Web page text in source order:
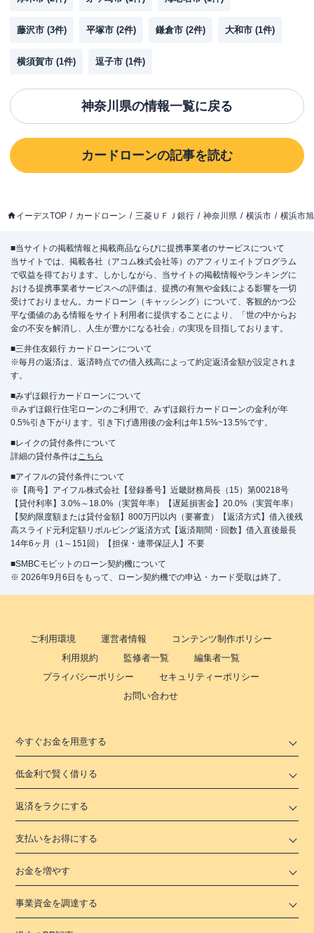
藤沢市 (3件) 平塚市 (2件) 鎌倉市 (2件) 大和市 (1件)
横須賀市 (1件) 逗子市 (1件)
神奈川県の情報一覧に戻る
カードローンの記事を読む
イーデスTOP カードローン 三菱ＵＦＪ銀行 神奈川県 横浜市 横浜市
■当サイトの掲載情報と掲載商品ならびに提携事業者のサービスについて
当サイトでは、掲載各社（アコム株式会社等）のアフィリエイトプログラム
で収益を得ております。しかしながら、当サイトの掲載情報やランキングに
おける提携事業者サービスへの評価は、提携の有無や金銭による影響を一切
受けておりません。カードローン（キャッシング）について、客観的かつ公
平な価値のある情報をサイト利用者に提供することにより、「世の中からお
金の不安を解消し、人生が豊かになる社会」の実現を目指しております。
■三井住友銀行 カードローンについて
※毎月の返済は、返済時点での借入残高によって約定返済金額が設定されま
す。
■みずほ銀行カードローンについて
※みずほ銀行住宅ローンのご利用で、みずほ銀行カードローンの金利が年
0.5%引き下がります。引き下げ適用後の金利は年1.5%~13.5%です。
■レイクの貸付条件について
詳細の貸付条件はこちら
■アイフルの貸付条件について
※【商号】アイフル株式会社【登録番号】近畿財務局長（15）第00218号
【貸付利率】3.0%～18.0%（実質年率）【遅延損害金】20.0%（実質年率）
【契約限度額または貸付金額】800万円以内（要審査）【返済方式】借入後残
高スライド元利定額リボルビング返済方式【返済期間・回数】借入直後最長
14年6ヶ月（1～151回）【担保・連帯保証人】不要
■SMBCモビットのローン契約機について
※ 2026年9月6日をもって、ローン契約機での申込・カード受取は終了。
ご利用環境 運営者情報
コンテンツ制作ポリシー
利用規約
監修者一覧
編集者一覧
プライバシーポリシー
セキュリティーポリシー
お問い合わせ
今すぐお金を用意する
低金利で賢く借りる
返済をラクにする
支払いをお得にする
お金を増やす
事業資金を調達する